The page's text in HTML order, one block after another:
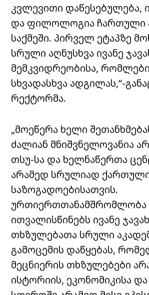
კვლევითი დაწესებულება,
და ფილოლოგია ჩართული
საქმეში. პირველ ეტაპზე
სრული აღნუსხვა ივანე
მემკვიდრეობისა,
სხვადასხვა ადგილას,“-
რექტორმა.
„მოეწერა ხელი
ძალიან მნიშვნელოვანია
თსუ-სა და ხელნაწერთა
არამედ სრულიად
საზოგადოებისათვის.
ურთიერთთანამშრომლობა
ითვალისწინებს ივანე
თხზულებათა სრული
გამოცემის დაწყებას,
მეცნიერის თხზულებები
ისტორიის, ეკონომიკისა